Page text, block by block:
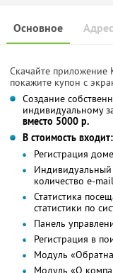
Основное
Скачайте приложение
покажите купон с
Создание
индивидуальному
вместо 5000 р.
В стоимость входит:
Регистрация
Индивидуальный
количество е-
Статистика
статистики по
Панель
Регистрация в
Модуль
Модуль «О